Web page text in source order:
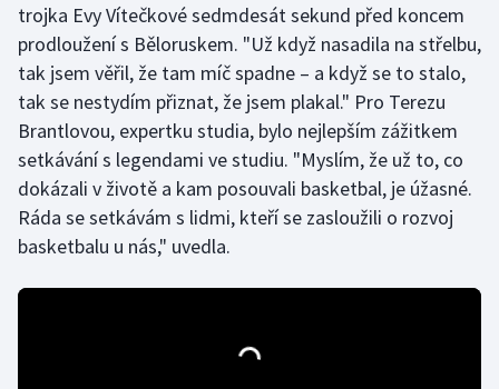
Lezení
Lyže a snowboard
Moderní pětiboj
Motorsport
Olympijské hry
trojka Evy Vítečkové sedmdesát sekund před koncem
prodloužení s Běloruskem. "Už když nasadila na střelbu,
tak jsem věřil, že tam míč spadne – a když se to stalo,
tak se nestydím přiznat, že jsem plakal." Pro Terezu
Brantlovou, expertku studia, bylo nejlepším zážitkem
setkávání s legendami ve studiu. "Myslím, že už to, co
dokázali v životě a kam posouvali basketbal, je úžasné.
Ráda se setkávám s lidmi, kteří se zasloužili o rozvoj
basketbalu u nás," uvedla.